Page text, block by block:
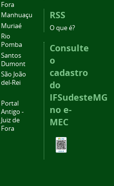
Fora
Manhuaçu
Muriaé
Rio
Pomba
Santos
Dumont
São João
del-Rei
Portal
Antigo -
Juiz de
Fora
RSS
O que é?
Consulte
o
cadastro
do
IFSudesteMG
no e-
MEC